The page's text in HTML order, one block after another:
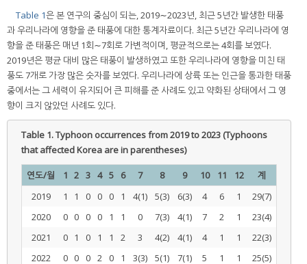
Table 1은 본 연구의 중심이 되는, 2019∼2023년, 최근 5년간 발생한 태풍
과 우리나라에 영향을 준 태풍에 대한 통계자료이다. 최근 5년간 우리나라에 영
향을 준 태풍은 매년 1회∼7회로 가변적이며, 평균적으로는 4회를 보였다.
2019년은 평균 대비 많은 태풍이 발생하였고 또한 우리나라에 영향을 미친 태
풍도 7개로 가장 많은 숫자를 보였다. 우리나라에 상륙 또는 인근을 통과한 태풍
중에서는 그 세력이 유지되어 큰 피해를 준 사례도 있고 약화된 상태에서 그 영
향이 크지 않았던 사례도 있다.
Table 1.Typhoon occurrences from 2019 to 2023 (Typhoons
that affected Korea are in parentheses)
연도/월 1 2 3 4 5 6 7 8 9 10 11 12
계
2019
1 1 0 0 0 1 4(1) 5(3) 6(3) 4 6 1
29(7)
2020
0 0 0 0 1 1 0 7(3) 4(1) 7 2 1
23(4)
2021
0 1 0 1 1 2 3 4(2) 4(1) 4 1 1
22(3)
2022
0 0 0 2 0 1 3(3) 5(1) 7(1) 5 1 1 25(5)